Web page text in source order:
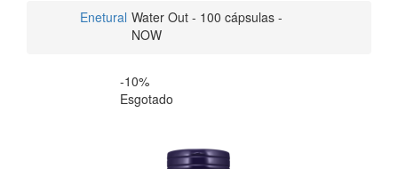
Enetural Water Out - 100 cápsulas -
NOW
-10%
Esgotado